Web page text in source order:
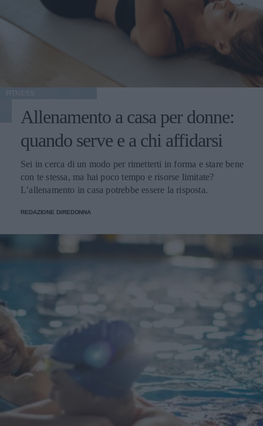
Allenamento a casa per donne:
quando serve e a chi affidarsi
Sei in cerca di un modo per rimetterti in forma e stare bene
con te stessa, ma hai poco tempo e risorse limitate?
L’allenamento in casa potrebbe essere la risposta.
REDAZIONE DIREDONNA